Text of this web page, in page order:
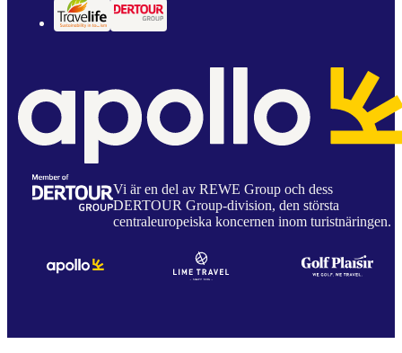
Vi är en del av REWE Group och dess
DERTOUR Group-division, den största
centraleuropeiska koncernen inom turistnäringen.